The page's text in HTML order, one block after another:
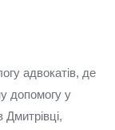
адвокатів, де
допомогу у